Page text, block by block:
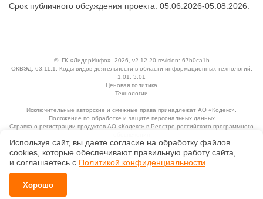
Срок публичного обсуждения проекта: 05.06.2026-05.08.2026.
© ГК «ЛидерИнфо» , 2026, v2.12.20 revision: 67b0ca1b
ОКВЭД: 63.11.1, Коды видов деятельности в области информационных технологий:
1.01, 3.01
Ценовая политика
Технологии
Исключительные авторские и смежные права принадлежат АО «Кодекс».
Положение по обработке и защите персональных данных
Справка о регистрации продуктов АО «Кодекс» в Реестре российского программного
Используя сайт, вы даете согласие на обработку файлов
сооkiеs, которые обеспечивают правильную работу сайта,
и соглашаетесь с Политикой конфиденциальности
Хорошо